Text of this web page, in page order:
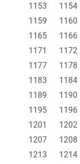
1153 1154
1159
1160
1165
1166
1171
1172
1177
1178
1183
1184
1189
1190
1195
1196
1201
1202
1207
1208
1213
1214